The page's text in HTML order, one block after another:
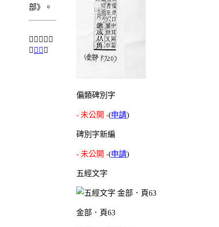
部》。
＃「𧥍」另
兼 正字 。
偏類碑別字
- 未公開 -(申請)
碑別字新編
- 未公開 -(申請)
五經文字
金部．頁63